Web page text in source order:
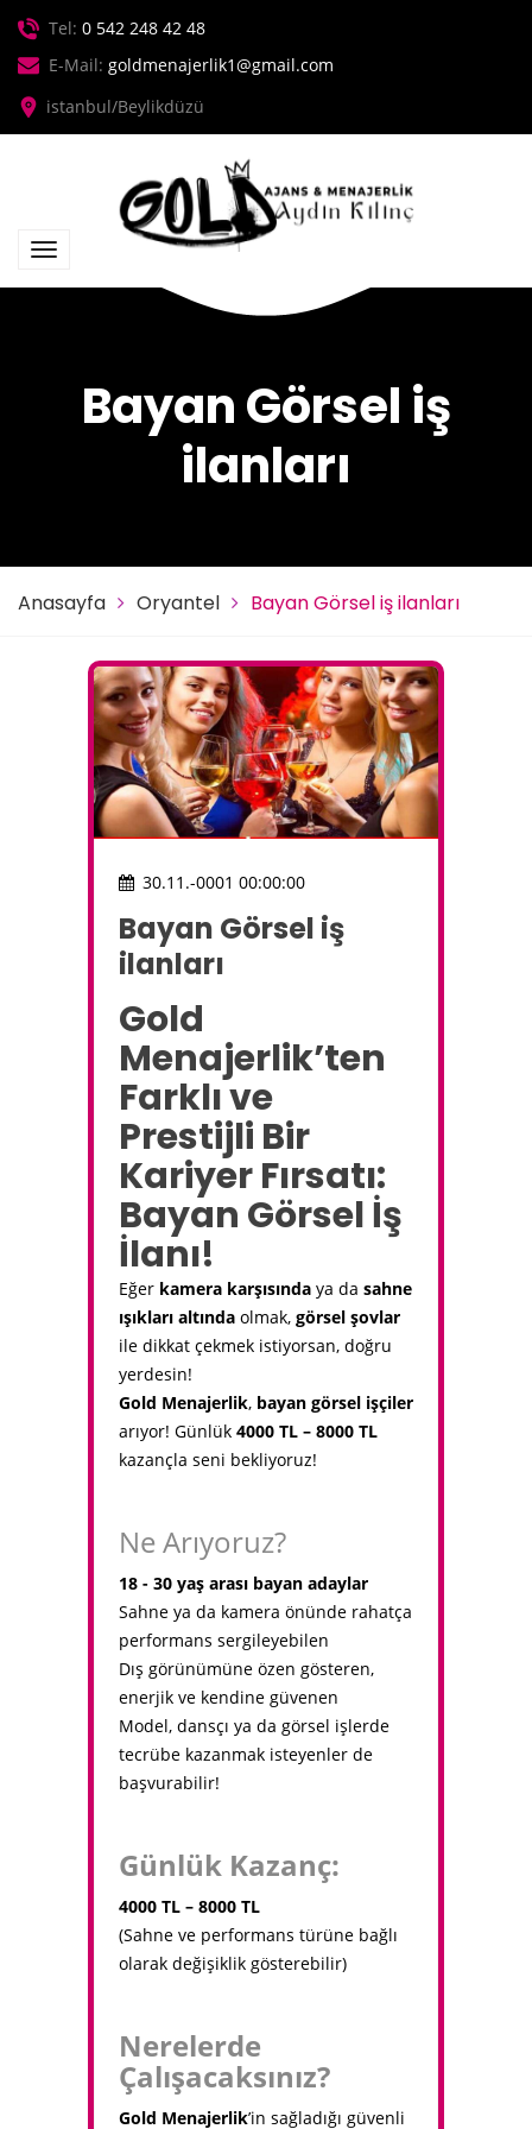
Tel: 0 542 248 42 48
E-Mail: goldmenajerlik1@gmail.com
istanbul/Beylikdüzü
Bayan Görsel iş
ilanları
Anasayfa Oryantel Bayan Görsel iş ilanları
30.11.-0001 00:00:00
Bayan Görsel iş
ilanları
Gold
Menajerlik’ten
Farklı ve
Prestijli Bir
Kariyer Fırsatı:
Bayan Görsel İş
İlanı!
Eğer kamera karşısındaya da sahne
ışıkları altındaolmak, görsel şovlar
ile dikkat çekmek istiyorsan, doğru
yerdesin!
Gold Menajerlik, bayan görsel işçiler
arıyor! Günlük 4000 TL – 8000 TL
kazançla seni bekliyoruz!
Ne Arıyoruz?
18 - 30 yaş arası bayan adaylar
Sahne ya da kamera önünde rahatça
performans sergileyebilen
Dış görünümüne özen gösteren,
enerjik ve kendine güvenen
Model, dansçı ya da görsel işlerde
tecrübe kazanmak isteyenler de
başvurabilir!
Günlük Kazanç:
4000 TL – 8000 TL
(Sahne ve performans türüne bağlı
olarak değişiklik gösterebilir)
Nerelerde
Çalışacaksınız?
Gold Menajerlik’in sağladığı güvenli